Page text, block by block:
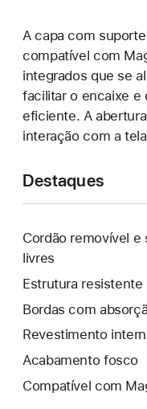
A capa com
compatível com
integrados que se
facilitar o encaixe e
eficiente. A
interação com a
Destaques
Cordão removível e
livres
Estrutura resistente
Bordas com
Revestimento
Acabamento fosco
Compatível com